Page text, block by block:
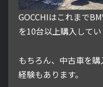
GOCCHIはこれまで
を10台以上購入してい
もちろん、中古車を
経験もあります。